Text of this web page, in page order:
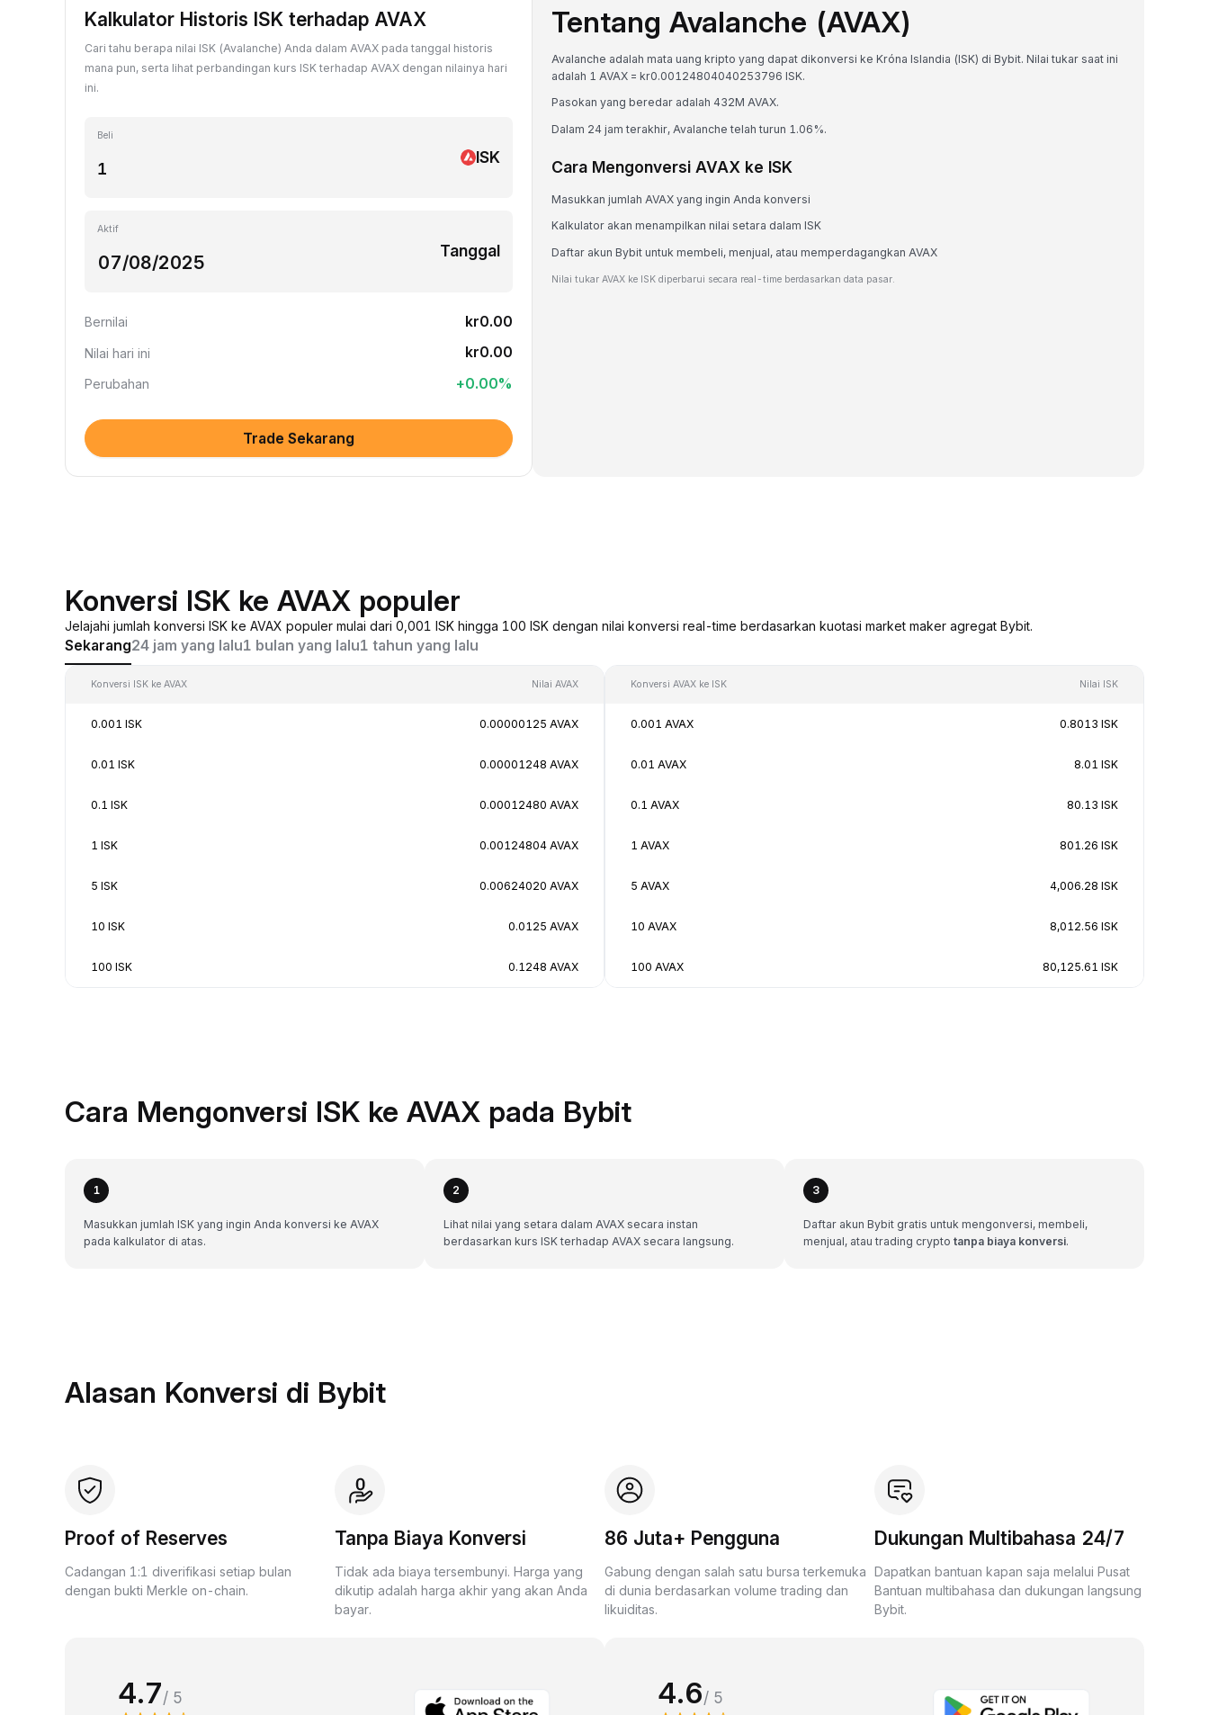
Kalkulator Historis ISK terhadap AVAX
Cari tahu berapa nilai ISK (Avalanche) Anda dalam AVAX pada tanggal historis
mana pun, serta lihat perbandingan kurs ISK terhadap AVAX dengan nilainya hari
ini.
Beli
ISK
Aktif
Tanggal
Bernilai kr0.00
Nilai hari ini kr0.00
Perubahan +0.00%
Trade Sekarang
Tentang Avalanche (AVAX)
Avalanche adalah mata uang kripto yang dapat dikonversi ke Króna Islandia (ISK) di Bybit. Nilai tukar saat ini
adalah 1 AVAX = kr0.00124804040253796 ISK.
Pasokan yang beredar adalah 432M AVAX.
Dalam 24 jam terakhir, Avalanche telah turun 1.06%.
Cara Mengonversi AVAX ke ISK
Masukkan jumlah AVAX yang ingin Anda konversi
Kalkulator akan menampilkan nilai setara dalam ISK
Daftar akun Bybit untuk membeli, menjual, atau memperdagangkan AVAX
Nilai tukar AVAX ke ISK diperbarui secara real-time berdasarkan data pasar.
Konversi ISK ke AVAX populer
Jelajahi jumlah konversi ISK ke AVAX populer mulai dari 0,001 ISK hingga 100 ISK dengan nilai konversi real-time berdasarkan kuotasi market maker agregat Bybit.
Sekarang24 jam yang lalu1 bulan yang lalu1 tahun yang lalu
Konversi ISK ke AVAX Nilai AVAX
0.001 ISK 0.00000125 AVAX
0.01 ISK 0.00001248 AVAX
0.1 ISK 0.00012480 AVAX
1 ISK 0.00124804 AVAX
5 ISK 0.00624020 AVAX
10 ISK 0.0125 AVAX
100 ISK 0.1248 AVAX
Konversi AVAX ke ISK Nilai ISK
0.001 AVAX 0.8013 ISK
0.01 AVAX 8.01 ISK
0.1 AVAX 80.13 ISK
1 AVAX 801.26 ISK
5 AVAX 4,006.28 ISK
10 AVAX 8,012.56 ISK
100 AVAX 80,125.61 ISK
Cara Mengonversi ISK ke AVAX pada Bybit
1
Masukkan jumlah ISK yang ingin Anda konversi ke AVAX
pada kalkulator di atas.
2
Lihat nilai yang setara dalam AVAX secara instan
berdasarkan kurs ISK terhadap AVAX secara langsung.
3
Daftar akun Bybit gratis untuk mengonversi, membeli,
menjual, atau trading crypto tanpa biaya konversi.
Alasan Konversi di Bybit
Proof of Reserves
Cadangan 1:1 diverifikasi setiap bulan
dengan bukti Merkle on-chain.
Tanpa Biaya Konversi
Tidak ada biaya tersembunyi. Harga yang
dikutip adalah harga akhir yang akan Anda
bayar.
86 Juta+ Pengguna
Gabung dengan salah satu bursa terkemuka
di dunia berdasarkan volume trading dan
likuiditas.
Dukungan Multibahasa 24/7
Dapatkan bantuan kapan saja melalui Pusat
Bantuan multibahasa dan dukungan langsung
Bybit.
4.7/ 5 4.6/ 5